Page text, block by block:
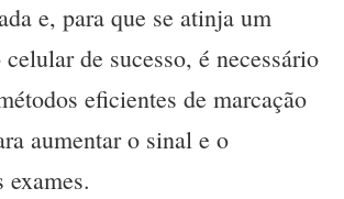
e, para que se atinja um
de sucesso, é necessário
eficientes de marcação
aumentar o sinal e o
exames.